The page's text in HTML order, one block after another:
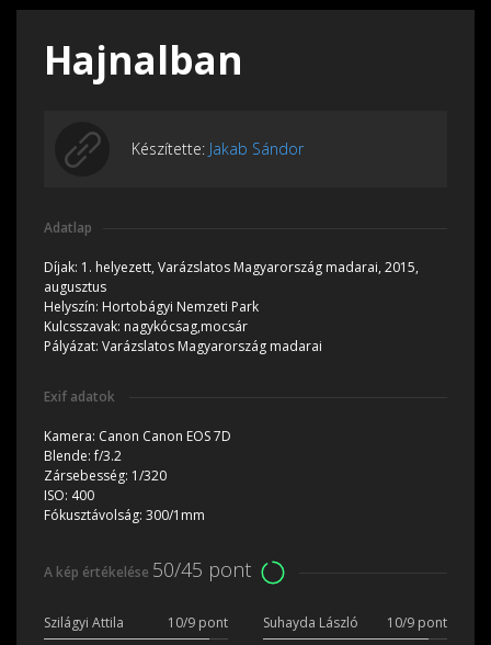
Hajnalban
Készítette: Jakab Sándor
Adatlap
Díjak: 1. helyezett, Varázslatos Magyarország madarai, 2015,
augusztus
Helyszín: Hortobágyi Nemzeti Park
Kulcsszavak: nagykócsag,mocsár
Pályázat: Varázslatos Magyarország madarai
Exif adatok
Kamera: Canon Canon EOS 7D
Blende:f/3.2
Zársebesség: 1/320
ISO: 400
Fókusztávolság: 300/1mm
A kép értékelése 50/45 pont
Szilágyi Attila 10/9 pont Suhayda László
10/9 pont